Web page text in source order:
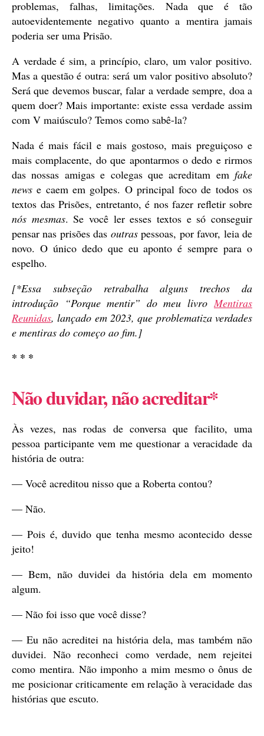
problemas, falhas, limitações. Nada que é tão
autoevidentemente negativo quanto a mentira jamais
poderia ser uma Prisão.
A verdade é sim, a princípio, claro, um valor positivo.
Mas a questão é outra: será um valor positivo absoluto?
Será que devemos buscar, falar a verdade sempre, doa a
quem doer? Mais importante: existe essa verdade assim
com V maiúsculo? Temos como sabê-la?
Nada é mais fácil e mais gostoso, mais preguiçoso e
mais complacente, do que apontarmos o dedo e rirmos
das nossas amigas e colegas que acreditam em fake
newse caem em golpes. O principal foco de todos os
textos das Prisões, entretanto, é nos fazer refletir sobre
nós mesmas. Se você ler esses textos e só conseguir
pensar nas prisões das outraspessoas, por favor, leia de
novo. O único dedo que eu aponto é sempre para o
espelho.
[*Essa subseção retrabalha alguns trechos da
introdução “Porque mentir” do meu livro Mentiras
Reunidas, lançado em 2023, que problematiza verdades
e mentiras do começo ao fim.]
* * *
Não duvidar, não acreditar*
Às vezes, nas rodas de conversa que facilito, uma
pessoa participante vem me questionar a veracidade da
história de outra:
— Você acreditou nisso que a Roberta contou?
— Não.
— Pois é, duvido que tenha mesmo acontecido desse
jeito!
— Bem, não duvidei da história dela em momento
algum.
— Não foi isso que você disse?
— Eu não acreditei na história dela, mas também não
duvidei. Não reconheci como verdade, nem rejeitei
como mentira. Não imponho a mim mesmo o ônus de
me posicionar criticamente em relação à veracidade das
histórias que escuto.